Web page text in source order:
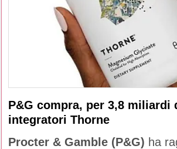
P&G compra, per 3,8 miliardi
integratori Thorne
Procter & Gamble (P&G) ha